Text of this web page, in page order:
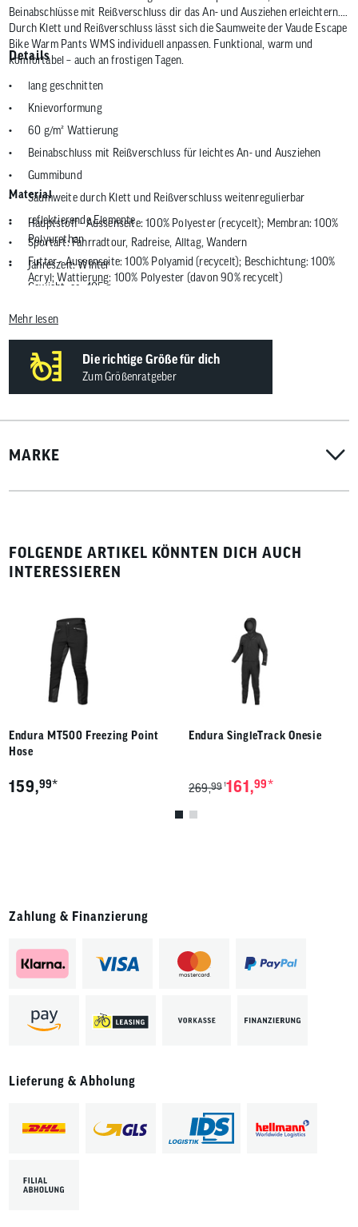
Beinabschlüsse mit Reißverschluss dir das An- und Ausziehen erleichtern.
Durch Klett und Reißverschluss lässt sich die Saumweite der Vaude Escape
Bike Warm Pants WMS individuell anpassen. Funktional, warm und
komfortabel – auch an frostigen Tagen.
Details
lang geschnitten
Knievorformung
60 g/m² Wattierung
Beinabschluss mit Reißverschluss für leichtes An- und Ausziehen
Gummibund
Saumweite durch Klett und Reißverschluss weitenregulierbar
reflektierende Elemente
Sportart: Fahrradtour, Radreise, Alltag, Wandern
Jahreszeit: Winter
Gewicht: ca. 405 g
Material
Hauptstoff - Aussenseite: 100% Polyester (recycelt); Membran: 100%
Polyurethan
Futter - Aussenseite: 100% Polyamid (recycelt); Beschichtung: 100%
Acryl; Wattierung: 100% Polyester (davon 90% recycelt)
Mehr lesen
Die richtige Größe für dich
Zum Größenratgeber
MARKE
FOLGENDE ARTIKEL KÖNNTEN DICH AUCH
INTERESSIEREN
Endura MT500 Freezing Point
Hose
159,99*
Endura SingleTrack Onesie
269,99 1161,99*
Zahlung & Finanzierung
Lieferung & Abholung